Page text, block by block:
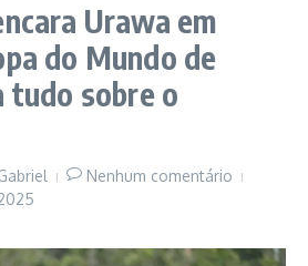
Urawa em
do Mundo de
tudo sobre o
Nenhum comentário